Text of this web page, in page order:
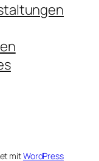
mitWordPress